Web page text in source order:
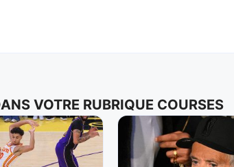
VOTRE RUBRIQUE COURSES